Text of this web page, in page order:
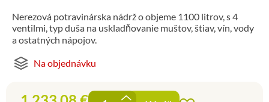
Nerezová potravinárska nádrž o objeme 1100 litrov, s 4
ventilmi, typ duša na uskladňovanie muštov, štiav, vín, vody
a ostatných nápojov.
Na objednávku